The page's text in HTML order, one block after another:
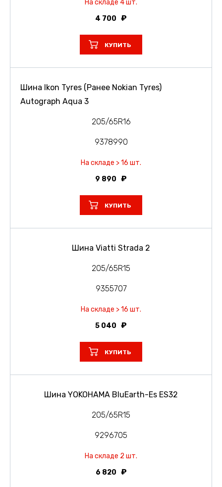
На складе 4 шт.
4 700
КУПИТЬ
Шина Ikon Tyres (Ранее Nokian Tyres)
Autograph Aqua 3
205/65R16
9378990
На складе > 16 шт.
9 890
КУПИТЬ
Шина Viatti Strada 2
205/65R15
9355707
На складе > 16 шт.
5 040
КУПИТЬ
Шина YOKOHAMA BluEarth-Es ES32
205/65R15
9296705
На складе 2 шт.
6 820